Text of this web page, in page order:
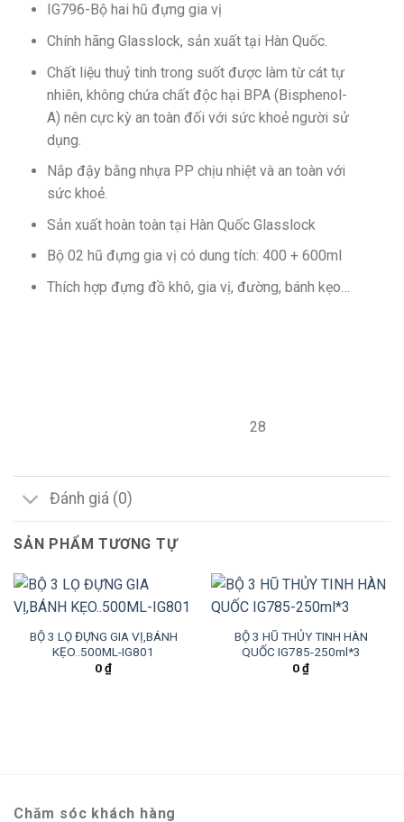
IG796-Bộ hai hũ đựng gia vị
Chính hãng Glasslock, sản xuất tại Hàn Quốc.
Chất liệu thuỷ tinh trong suốt được làm từ cát tự
nhiên, không chứa chất độc hại BPA (Bisphenol-
A) nên cực kỳ an toàn đối với sức khoẻ người sử
dụng.
Nắp đậy bằng nhựa PP chịu nhiệt và an toàn với
sức khoẻ.
Sản xuất hoàn toàn tại Hàn Quốc Glasslock
Bộ 02 hũ đựng gia vị có dung tích: 400 + 600ml
Thích hợp đựng đồ khô, gia vị, đường, bánh kẹo…
28
Đánh giá (0)
SẢN PHẨM TƯƠNG TỰ
BỘ 3 LỌ ĐỰNG GIA VỊ,BÁNH
KẸO..500ML-IG801
0₫
BỘ 3 HŨ THỦY TINH HÀN
QUỐC IG785-250ml*3
0₫
Chăm sóc khách hàng